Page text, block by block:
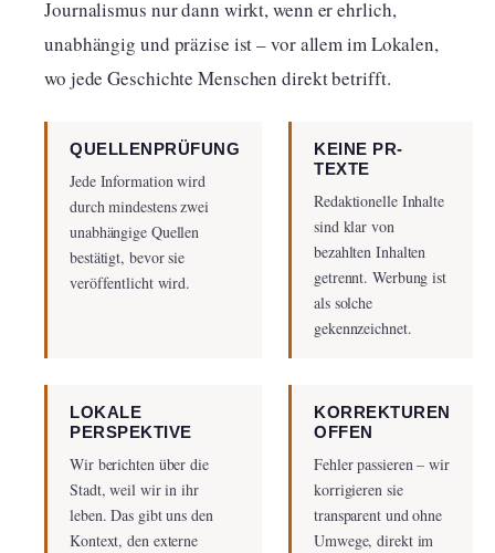
Journalismus nur dann wirkt, wenn er ehrlich,
unabhängig und präzise ist – vor allem im Lokalen,
wo jede Geschichte Menschen direkt betrifft.
QUELLENPRÜFUNG
Jede Information wird
durch mindestens zwei
unabhängige Quellen
bestätigt, bevor sie
veröffentlicht wird.
KEINE PR-
TEXTE
Redaktionelle Inhalte
sind klar von
bezahlten Inhalten
getrennt. Werbung ist
als solche
gekennzeichnet.
LOKALE
PERSPEKTIVE
Wir berichten über die
Stadt, weil wir in ihr
leben. Das gibt uns den
Kontext, den externe
KORREKTUREN
OFFEN
Fehler passieren – wir
korrigieren sie
transparent und ohne
Umwege, direkt im